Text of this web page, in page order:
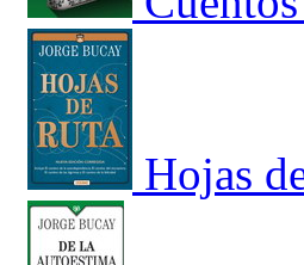
Hojas